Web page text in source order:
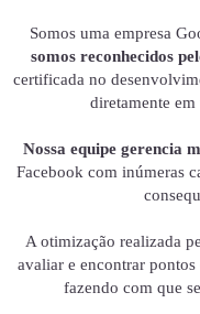
Somos uma empresa
somos reconhecidos
certificada no
diretamente em
Nossa equipe gerencia
Facebook com inúmeras
A otimização realizada
avaliar e encontrar
fazendo com que